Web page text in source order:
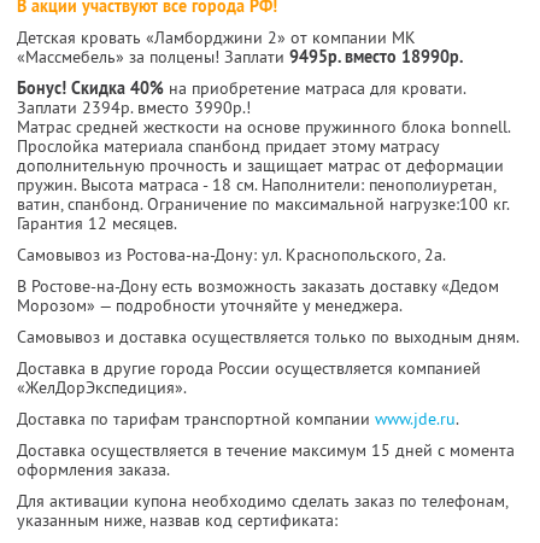
В акции участвуют все города РФ!
Детская кровать «Ламборджини 2» от компании МК
«Массмебель» за полцены! Заплати 9495р. вместо 18990р.
Бонус! Скидка 40% на приобретение матраса для кровати.
Заплати 2394р. вместо 3990р.!
Матрас средней жесткости на основе пружинного блока bonnell.
Прослойка материала спанбонд придает этому матрасу
дополнительную прочность и защищает матрас от деформации
пружин. Высота матраса - 18 см. Наполнители: пенополиуретан,
ватин, спанбонд. Ограничение по максимальной нагрузке:100 кг.
Гарантия 12 месяцев.
Самовывоз из Ростова-на-Дону: ул. Краснопольского, 2а.
В Ростове-на-Дону есть возможность заказать доставку «Дедом
Морозом» — подробности уточняйте у менеджера.
Самовывоз и доставка осуществляется только по выходным дням.
Доставка в другие города России осуществляется компанией
«ЖелДорЭкспедиция».
Доставка по тарифам транспортной компании www.jde.ru.
Доставка осуществляется в течение максимум 15 дней с момента
оформления заказа.
Для активации купона необходимо сделать заказ по телефонам,
указанным ниже, назвав код сертификата: